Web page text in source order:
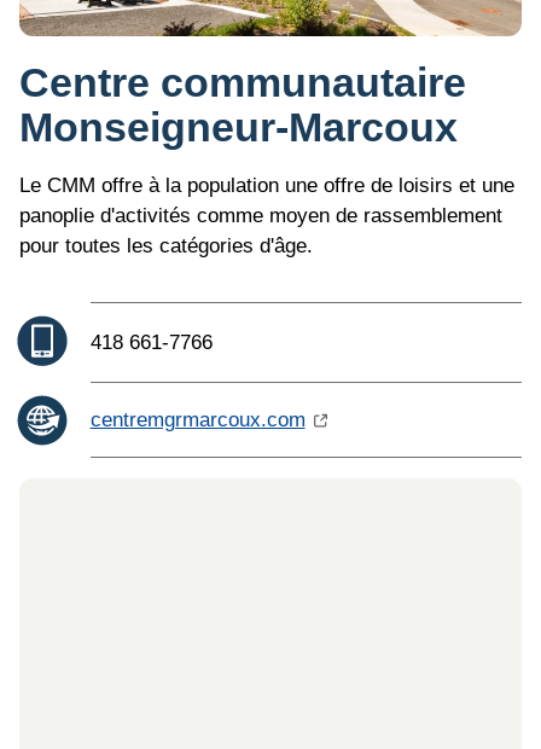
Centre communautaire
Monseigneur-Marcoux
Le CMM offre à la population une offre de loisirs et une
panoplie d'activités comme moyen de rassemblement
pour toutes les catégories d'âge.
Téléphone :
418 661-7766
centremgrmarcoux.com